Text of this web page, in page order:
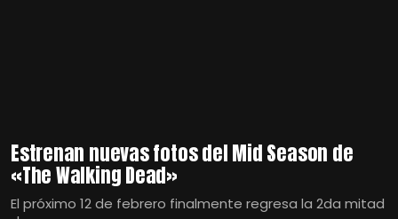
Estrenan nuevas fotos del Mid Season de
«The Walking Dead»
El próximo 12 de febrero finalmente regresa la 2da mitad